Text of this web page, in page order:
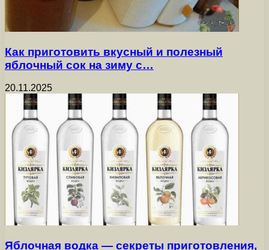
Как приготовить вкусный и полезный
яблочный сок на зиму с…
20.11.2025
Яблочная водка — секреты приготовления,